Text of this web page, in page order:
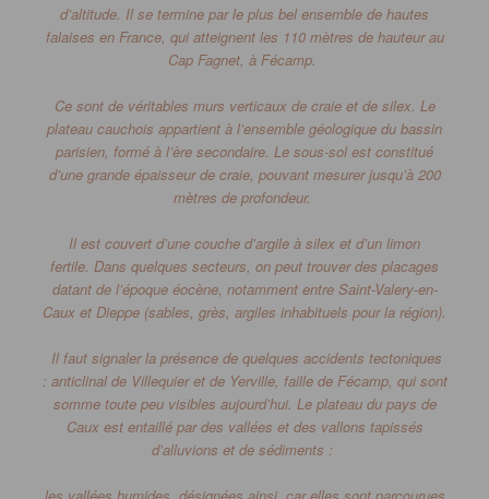
d’altitude. Il se termine par le plus bel ensemble de hautes
falaises en France, qui atteignent les 110 mètres de hauteur au
Cap Fagnet, à Fécamp.
Ce sont de véritables murs verticaux de craie et de silex. Le
plateau cauchois appartient à l’ensemble géologique du bassin
parisien, formé à l’ère secondaire. Le sous-sol est constitué
d’une grande épaisseur de craie, pouvant mesurer jusqu’à 200
mètres de profondeur.
Il est couvert d’une couche d’argile à silex et d’un limon
fertile. Dans quelques secteurs, on peut trouver des placages
datant de l’époque éocène, notamment entre Saint-Valery-en-
Caux et Dieppe (sables, grès, argiles inhabituels pour la région).
Il faut signaler la présence de quelques accidents tectoniques
: anticlinal de Villequier et de Yerville, faille de Fécamp, qui sont
somme toute peu visibles aujourd’hui. Le plateau du pays de
Caux est entaillé par des vallées et des vallons tapissés
d’alluvions et de sédiments :